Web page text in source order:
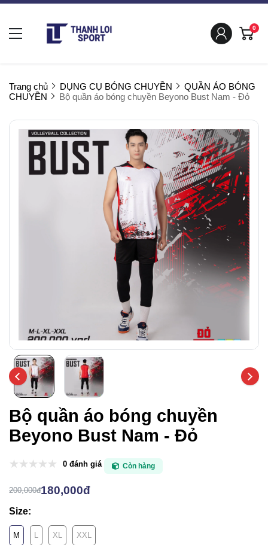
0
Trang chủ DỤNG CỤ BÓNG CHUYỀN
QUẦN ÁO BÓNG
CHUYỀN
Bộ quần áo bóng chuyền Beyono Bust Nam - Đỏ
Bộ quần áo bóng chuyền
Beyono Bust Nam - Đỏ
0 đánh giá Còn hàng
200,000đ180,000đ
Size:
M L XL XXL